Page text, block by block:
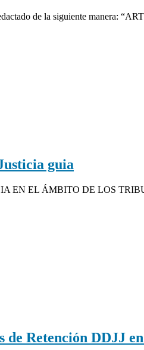
de la siguiente manera:
guia
EN EL ÁMBITO DE LOS
Retención DDJJ